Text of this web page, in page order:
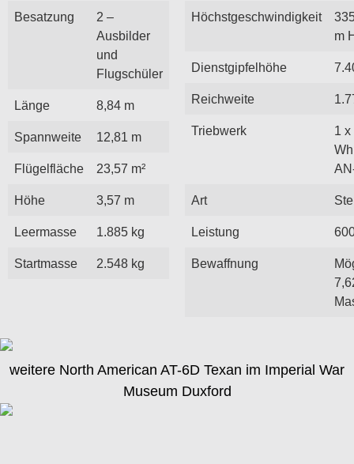
Besatzung
2 –
Ausbilder
und
Flugschüler
Länge 8,84 m
Spannweite 12,81 m
Flügelfläche 23,57 m²
Höhe 3,57 m
Leermasse 1.885 kg
Startmasse 2.548 kg
Höchstgeschwindigkeit
m
Dienstgipfelhöhe
Reichweite
Triebwerk
1 x
Art
Leistung
Bewaffnung
weitere North American AT-6D Texan im Imperial War
Museum Duxford